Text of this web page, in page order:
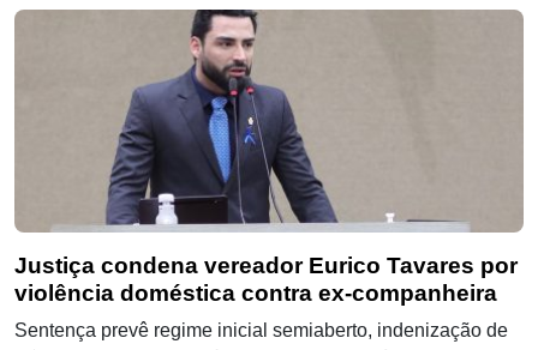
Justiça condena vereador Eurico Tavares por
violência doméstica contra ex-companheira
Sentença prevê regime inicial semiaberto, indenização de